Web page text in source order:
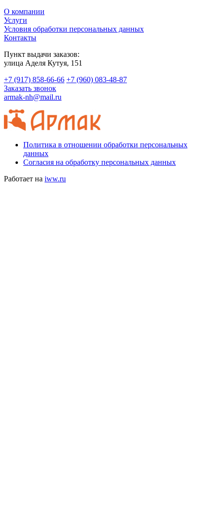
О компании
Услуги
Условия обработки персональных данных
Контакты
Пункт выдачи заказов:
​улица Аделя Кутуя, 151
+7 (917) 858-66-66 +7 (960) 083-48-87
Заказать звонок
armak-nh@mail.ru
Политика в отношении обработки персональных
данных
Согласия на обработку персональных данных
Работает на iww.ru